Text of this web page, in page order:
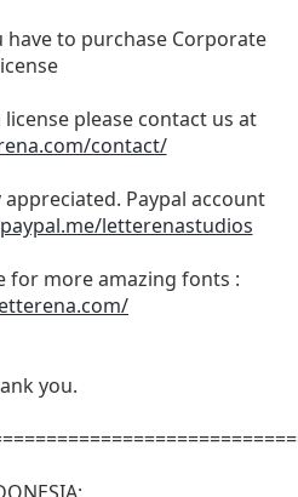
have to purchase Corporate
please contact us at
contact/
Paypal account
letterenastudios
for more amazing fonts :
you.